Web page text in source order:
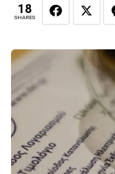
18
SHARES